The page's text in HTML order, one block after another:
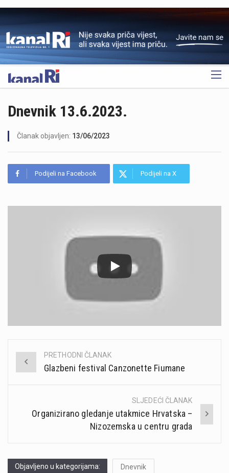
OGLAS
Dnevnik 13.6.2023.
Članak objavljen: 13/06/2023
Podijeli na Facebook Podijeli na X
Post
PRETHODNI ČLANAK
Glazbeni festival Canzonette Fiumane
SLJEDEĆI ČLANAK
Organizirano gledanje utakmice Hrvatska –
Nizozemska u centru grada
Objavljeno u kategorijama: Dnevnik